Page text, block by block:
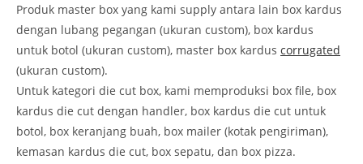
Produk master box yang kami supply antara lain box kardus
dengan lubang pegangan (ukuran custom), box kardus
untuk botol (ukuran custom), master box kardus corrugated
(ukuran custom).
Untuk kategori die cut box, kami memproduksi box file, box
kardus die cut dengan handler, box kardus die cut untuk
botol, box keranjang buah, box mailer (kotak pengiriman),
kemasan kardus die cut, box sepatu, dan box pizza.